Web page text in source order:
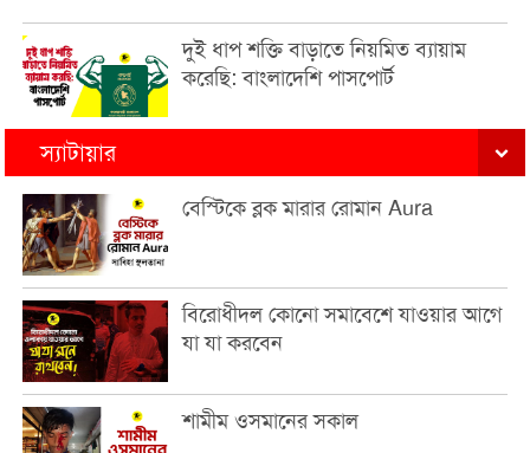
দুই ধাপ শক্তি বাড়াতে নিয়মিত ব্যায়াম
করেছি: বাংলাদেশি পাসপোর্ট
স্যাটায়ার
বেস্টিকে ব্লক মারার রোমান Aura
বিরোধীদল কোনো সমাবেশে যাওয়ার আগে
যা যা করবেন
শামীম ওসমানের সকাল